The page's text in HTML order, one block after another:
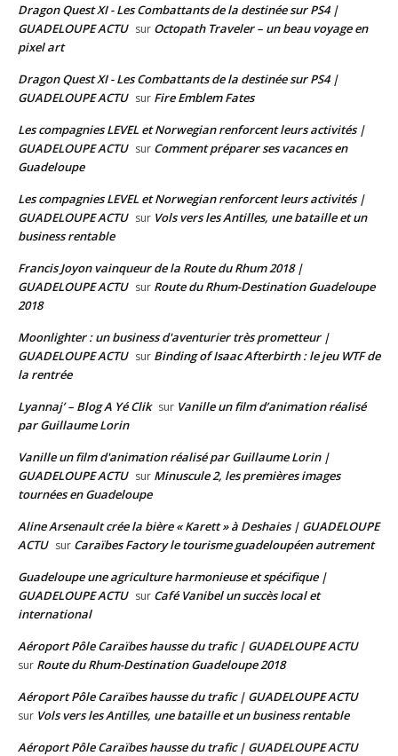
Dragon Quest XI - Les Combattants de la destinée sur PS4 |
GUADELOUPE ACTU sur Octopath Traveler – un beau voyage en
pixel art
Dragon Quest XI - Les Combattants de la destinée sur PS4 |
GUADELOUPE ACTU sur Fire Emblem Fates
Les compagnies LEVEL et Norwegian renforcent leurs activités |
GUADELOUPE ACTU sur Comment préparer ses vacances en
Guadeloupe
Les compagnies LEVEL et Norwegian renforcent leurs activités |
GUADELOUPE ACTU sur Vols vers les Antilles, une bataille et un
business rentable
Francis Joyon vainqueur de la Route du Rhum 2018 |
GUADELOUPE ACTU sur Route du Rhum-Destination Guadeloupe
2018
Moonlighter : un business d'aventurier très prometteur |
GUADELOUPE ACTU sur Binding of Isaac Afterbirth : le jeu WTF de
la rentrée
Lyannaj’ – Blog A Yé Clik sur Vanille un film d’animation réalisé
par Guillaume Lorin
Vanille un film d'animation réalisé par Guillaume Lorin |
GUADELOUPE ACTU sur Minuscule 2, les premières images
tournées en Guadeloupe
Aline Arsenault crée la bière « Karett » à Deshaies | GUADELOUPE
ACTU sur Caraïbes Factory le tourisme guadeloupéen autrement
Guadeloupe une agriculture harmonieuse et spécifique |
GUADELOUPE ACTU sur Café Vanibel un succès local et
international
Aéroport Pôle Caraïbes hausse du trafic | GUADELOUPE ACTU
sur Route du Rhum-Destination Guadeloupe 2018
Aéroport Pôle Caraïbes hausse du trafic | GUADELOUPE ACTU
sur Vols vers les Antilles, une bataille et un business rentable
Aéroport Pôle Caraïbes hausse du trafic | GUADELOUPE ACTU